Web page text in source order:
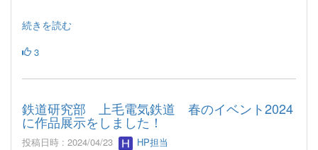
続きを読む
3
鉄道研究部 上毛電気鉄道 春のイベント2024
に作品展示をしました！
投稿日時 : 2024/04/23 HP担当